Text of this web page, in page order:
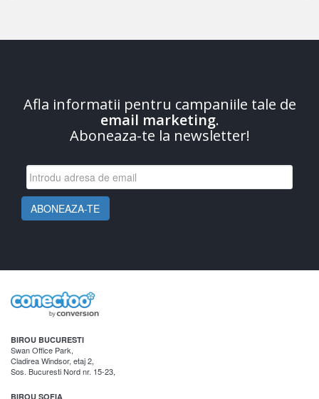
Afla informatii pentru campaniile tale de
email marketing.
Aboneaza-te la newsletter!
BIROU BUCURESTI
Swan Office Park,
Cladirea Windsor, etaj 2,
Sos. Bucuresti Nord nr. 15-23,
BIROU SOFIA